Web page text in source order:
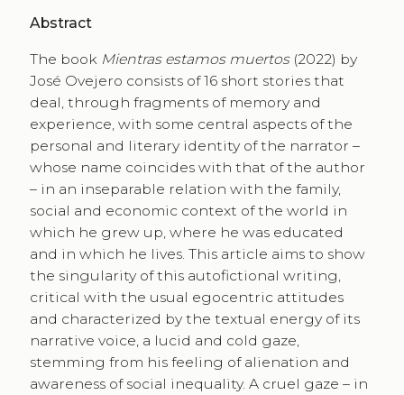
Abstract
The book Mientras estamos muertos(2022) by
José Ovejero consists of 16 short stories that
deal, through fragments of memory and
experience, with some central aspects of the
personal and literary identity of the narrator –
whose name coincides with that of the author
– in an inseparable relation with the family,
social and economic context of the world in
which he grew up, where he was educated
and in which he lives. This article aims to show
the singularity of this autofictional writing,
critical with the usual egocentric attitudes
and characterized by the textual energy of its
narrative voice, a lucid and cold gaze,
stemming from his feeling of alienation and
awareness of social inequality. A cruel gaze – in